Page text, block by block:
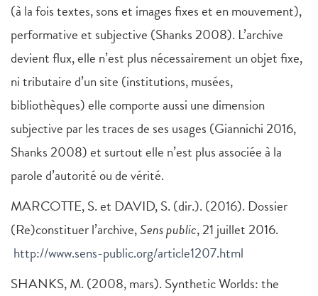
(à la fois textes, sons et images fixes et en mouvement),
performative et subjective (Shanks 2008). L’archive
devient flux, elle n’est plus nécessairement un objet fixe,
ni tributaire d’un site (institutions, musées,
bibliothèques) elle comporte aussi une dimension
subjective par les traces de ses usages (Giannichi 2016,
Shanks 2008) et surtout elle n’est plus associée à la
parole d’autorité ou de vérité.
MARCOTTE, S. et DAVID, S. (dir.). (2016). Dossier
(Re)constituer l’archive,Sens public, 21 juillet 2016.
http://www.sens-public.org/article1207.html
SHANKS, M. (2008, mars). Synthetic Worlds: the